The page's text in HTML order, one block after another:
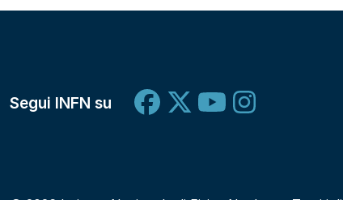
Segui INFN su